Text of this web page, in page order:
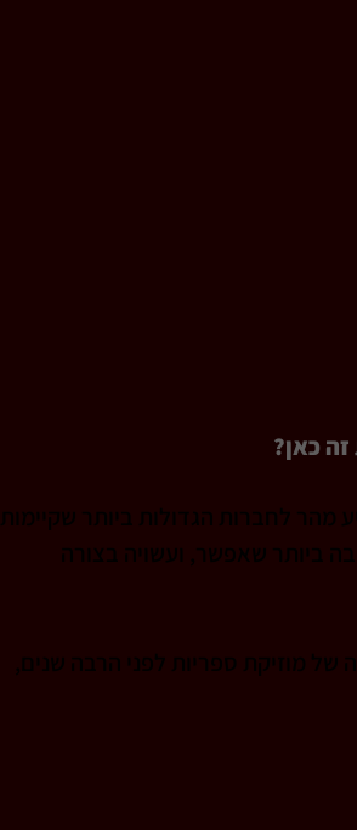
כאן?
לחברות הגדולות ביותר שקיימות
ביותר שאפשר, ועשויה בצורה
מוזיקת ספריות לפני הרבה שנים,